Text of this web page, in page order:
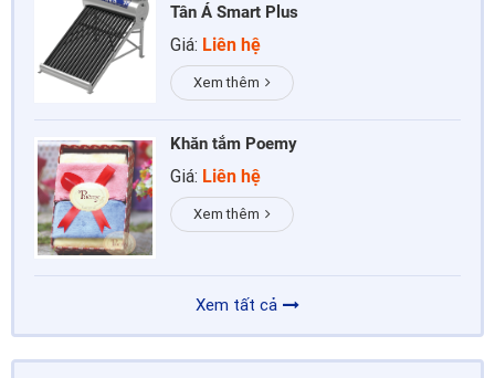
Tân Á Smart Plus
Giá: Liên hệ
Xem thêm
Khăn tắm Poemy
Giá: Liên hệ
Xem thêm
Xem tất cả